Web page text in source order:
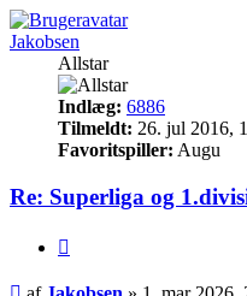
Jakobsen
Allstar
Indlæg: 6886
Tilmeldt: 26. jul 2016,
Favoritspiller: Augu
Re: Superliga og
Indlæg